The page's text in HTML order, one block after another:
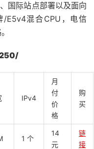
国际站点部署以及面向
E5v4混合CPU，电信
IPv4
月
付
价
格
购
买
1 个
14
元
链
接